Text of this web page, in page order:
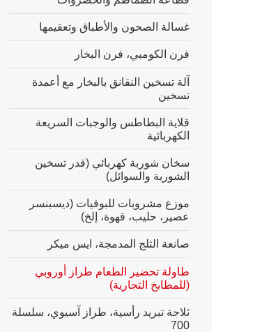
غسالة الصحون والأطباق وتعقيمها
فرن الكومبي، فرن البخار
آلة تسخين النقانق بالبخار مع أعمدة
تسخين
قلاية البطاطس والوجبات السريعة
الكهربائية
سخان شوربة كهربائي (قدر تسخين
الشوربة والسوائل)
موزع مشروبات للبوفيات (ديسبنسر
عصير، حليب، قهوة، إلخ)
صانعة الثلج المدمجة، ايس ميكر
طاولة تحضير الطعام طراز أوروبي
(للمطابخ التجارية)
ثلاجة تبريد رأسية، طراز آسيوي، سلسلة
700